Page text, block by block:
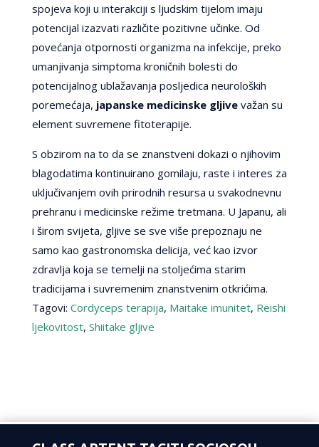
spojeva koji u interakciji s ljudskim tijelom imaju
potencijal izazvati različite pozitivne učinke. Od
povećanja otpornosti organizma na infekcije, preko
umanjivanja simptoma kroničnih bolesti do
potencijalnog ublažavanja posljedica neuroloških
poremećaja, japanske medicinske gljivevažan su
element suvremene fitoterapije.
S obzirom na to da se znanstveni dokazi o njihovim
blagodatima kontinuirano gomilaju, raste i interes za
uključivanjem ovih prirodnih resursa u svakodnevnu
prehranu i medicinske režime tretmana. U Japanu, ali
i širom svijeta, gljive se sve više prepoznaju ne
samo kao gastronomska delicija, već kao izvor
zdravlja koja se temelji na stoljećima starim
tradicijama i suvremenim znanstvenim otkrićima.
Tagovi: Cordyceps terapija, Maitake imunitet, Reishi
ljekovitost, Shiitake gljive